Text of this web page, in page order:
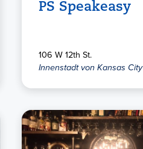
PS Speakeasy
106 W 12th St.
Innenstadt von Kansas City